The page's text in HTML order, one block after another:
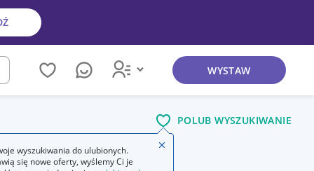
WYSTAW
POLUB WYSZUKIWANIE
bezszczotkowego
wyszukiwania do ulubionych.
się nowe oferty, wyślemy Ci je
Zamknij wskazówkę